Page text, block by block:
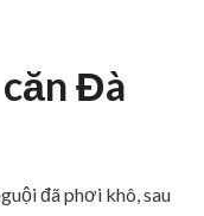
Đà
đã phơi khô, sau